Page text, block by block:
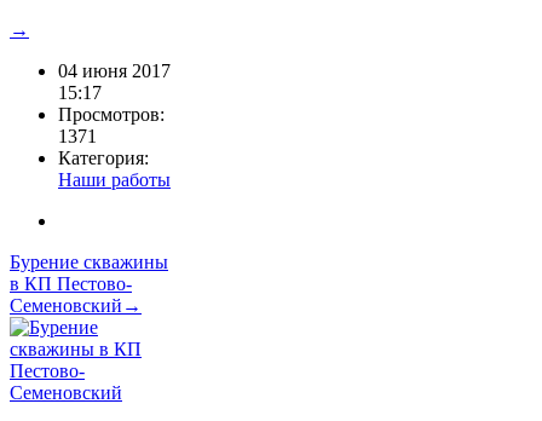
→
04 июня 2017
15:17
Просмотров:
1371
Категория:
Наши работы
Бурение скважины
в КП Пестово-
Семеновский→